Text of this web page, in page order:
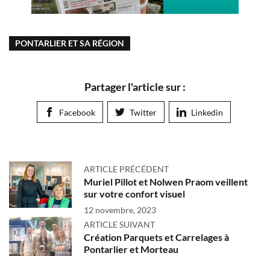
PONTARLIER ET SA RÉGION
Partager l'article sur :
Facebook Twitter Linkedin
ARTICLE PRÉCÉDENT
Muriel Pillot et Nolwen Praom veillent
sur votre confort visuel
12 novembre, 2023
ARTICLE SUIVANT
Création Parquets et Carrelages à
Pontarlier et Morteau